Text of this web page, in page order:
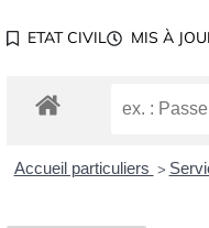
ETAT CIVIL MIS À
Accueil particuliers >